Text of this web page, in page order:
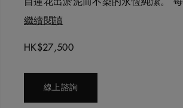
中央圓形明亮主鑽的花瓣。 鑽石總重約0.33克拉。
由De Beers團隊精心挑選，悉心鑲嵌。
繼續閱讀
Original price
HK$27,500
線上諮詢